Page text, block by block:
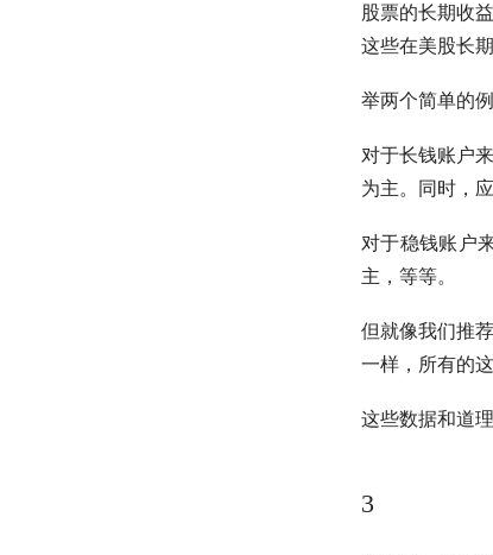
股票的长期收
这些在美股长
举两个简单的例
对于长钱账户
为主。同时，
对于稳钱账户
主，等等。
但就像我们推
一样，所有的
这些数据和道
3